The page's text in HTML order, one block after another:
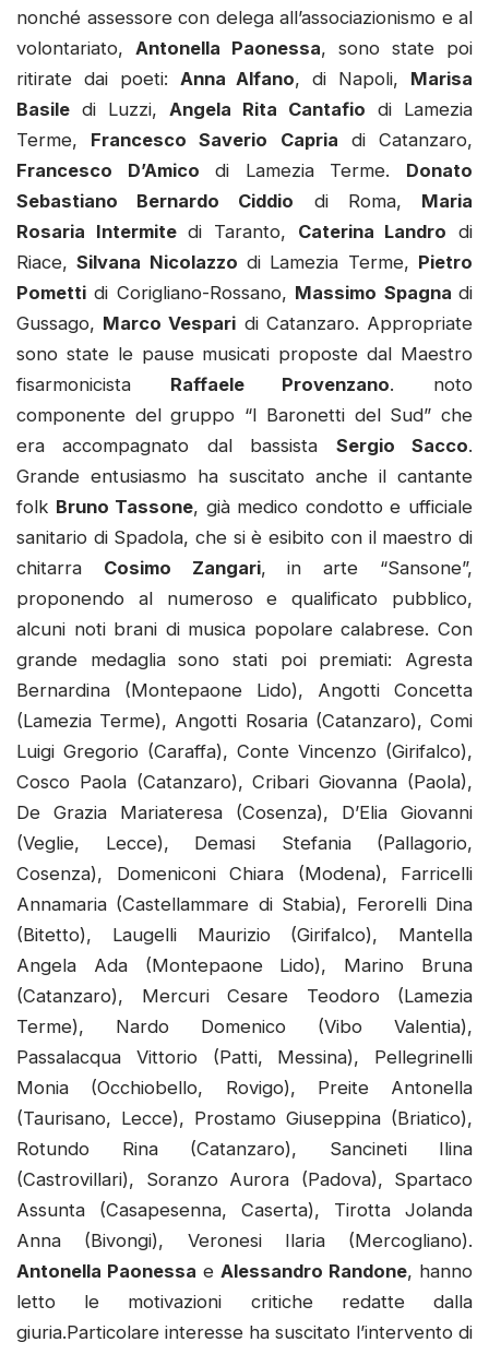
nonché assessore con delega all’associazionismo e al
volontariato, Antonella Paonessa, sono state poi
ritirate dai poeti: Anna Alfano, di Napoli, Marisa
Basile di Luzzi, Angela Rita Cantafio di Lamezia
Terme, Francesco Saverio Capria di Catanzaro,
Francesco D’Amico di Lamezia Terme. Donato
Sebastiano Bernardo Ciddio di Roma, Maria
Rosaria Intermitedi Taranto, Caterina Landro di
Riace,Silvana Nicolazzo di Lamezia Terme, Pietro
Pometti di Corigliano-Rossano, Massimo Spagnadi
Gussago, Marco Vespari di Catanzaro. Appropriate
sono state le pause musicati proposte dal Maestro
fisarmonicista Raffaele Provenzano. noto
componente del gruppo “I Baronetti del Sud” che
era accompagnato dal bassista Sergio Sacco.
Grande entusiasmo ha suscitato anche il cantante
folk Bruno Tassone, già medico condotto e ufficiale
sanitario di Spadola, che si è esibito con il maestro di
chitarra Cosimo Zangari, in arte “Sansone”,
proponendo al numeroso e qualificato pubblico,
alcuni noti brani di musica popolare calabrese. Con
grande medaglia sono stati poi premiati: Agresta
Bernardina (Montepaone Lido), Angotti Concetta
(Lamezia Terme), Angotti Rosaria (Catanzaro), Comi
Luigi Gregorio (Caraffa), Conte Vincenzo (Girifalco),
Cosco Paola (Catanzaro), Cribari Giovanna (Paola),
De Grazia Mariateresa (Cosenza), D’Elia Giovanni
(Veglie, Lecce), Demasi Stefania (Pallagorio,
Cosenza), Domeniconi Chiara (Modena), Farricelli
Annamaria (Castellammare di Stabia), Ferorelli Dina
(Bitetto), Laugelli Maurizio (Girifalco), Mantella
Angela Ada (Montepaone Lido), Marino Bruna
(Catanzaro), Mercuri Cesare Teodoro (Lamezia
Terme), Nardo Domenico (Vibo Valentia),
Passalacqua Vittorio (Patti, Messina), Pellegrinelli
Monia (Occhiobello, Rovigo), Preite Antonella
(Taurisano, Lecce), Prostamo Giuseppina (Briatico),
Rotundo Rina (Catanzaro), Sancineti Ilina
(Castrovillari), Soranzo Aurora (Padova), Spartaco
Assunta (Casapesenna, Caserta), Tirotta Jolanda
Anna (Bivongi), Veronesi Ilaria (Mercogliano).
Antonella Paonessa e Alessandro Randone, hanno
letto le motivazioni critiche redatte dalla
giuria.Particolare interesse ha suscitato l’intervento di